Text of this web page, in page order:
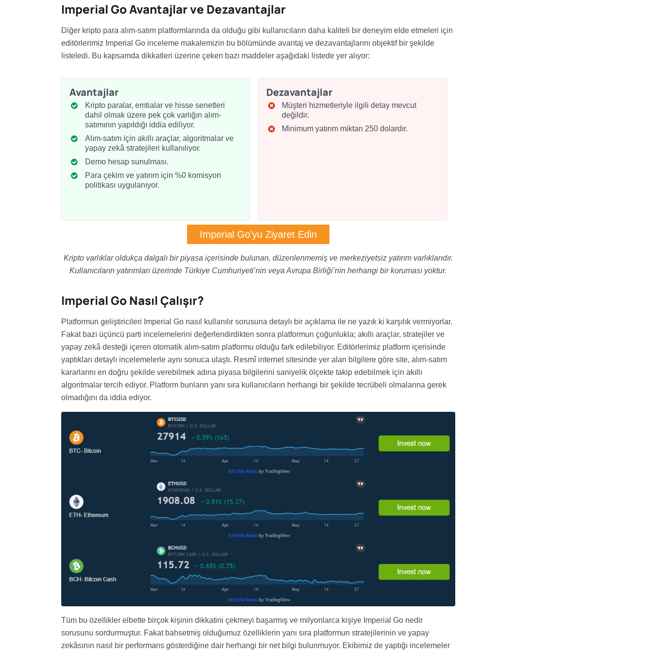
Imperial Go Avantajlar ve Dezavantajlar
Diğer kripto para alım-satım platformlarında da olduğu gibi kullanıcıların daha kaliteli bir deneyim elde etmeleri için
editörlerimiz Imperial Go inceleme makalemizin bu bölümünde avantaj ve dezavantajlarını objektif bir şekilde
listeledi. Bu kapsamda dikkatleri üzerine çeken bazı maddeler aşağıdaki listede yer alıyor:
Avantajlar
Kripto paralar, emtialar ve hisse senetleri
dahil olmak üzere pek çok varlığın alım-
satımının yapıldığı iddia ediliyor.
Alım-satım için akıllı araçlar, algoritmalar ve
yapay zekâ stratejileri kullanılıyor.
Demo hesap sunulması.
Para çekim ve yatırım için %0 komisyon
politikası uygulanıyor.
Dezavantajlar
Müşteri hizmetleriyle ilgili detay mevcut
değildir.
Minimum yatırım miktarı 250 dolardır.
Imperial Go’yu Ziyaret Edin
Kripto varlıklar oldukça dalgalı bir piyasa içerisinde bulunan, düzenlenmemiş ve merkeziyetsiz yatırım varlıklarıdır.
Kullanıcıların yatırımları üzerinde Türkiye Cumhuriyeti’nin veya Avrupa Birliği’nin herhangi bir koruması yoktur.
Imperial Go Nasıl Çalışır?
Platformun geliştiricileri Imperial Go nasıl kullanılır sorusuna detaylı bir açıklama ile ne yazık ki karşılık vermiyorlar.
Fakat bazı üçüncü parti incelemelerini değerlendirdikten sonra platformun çoğunlukla; akıllı araçlar, stratejiler ve
yapay zekâ desteği içeren otomatik alım-satım platformu olduğu fark edilebiliyor. Editörlerimiz platform içerisinde
yaptıkları detaylı incelemelerle aynı sonuca ulaştı. Resmî internet sitesinde yer alan bilgilere göre site, alım-satım
kararlarını en doğru şekilde verebilmek adına piyasa bilgilerini saniyelik ölçekte takip edebilmek için akıllı
algoritmalar tercih ediyor. Platform bunların yanı sıra kullanıcıların herhangi bir şekilde tecrübeli olmalarına gerek
olmadığını da iddia ediyor.
Tüm bu özellikler elbette birçok kişinin dikkatini çekmeyi başarmış ve milyonlarca kişiye Imperial Go nedir
sorusunu sordurmuştur. Fakat bahsetmiş olduğumuz özelliklerin yanı sıra platformun stratejilerinin ve yapay
zekâsının nasıl bir performans gösterdiğine dair herhangi bir net bilgi bulunmuyor. Ekibimiz de yaptığı incelemeler